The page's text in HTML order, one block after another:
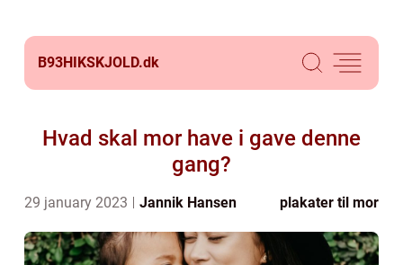
B93HIKSKJOLD.dk
Hvad skal mor have i gave denne
gang?
29 january 2023 Jannik Hansen plakater til mor